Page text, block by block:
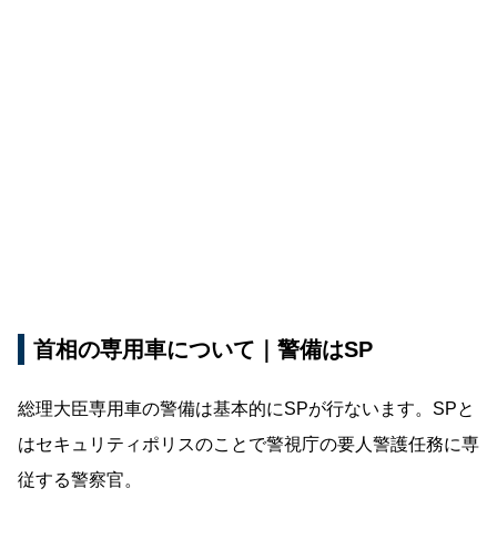
首相の専用車について｜警備はSP
総理大臣専用車の警備は基本的にSPが行ないます。SPと
はセキュリティポリスのことで警視庁の要人警護任務に専
従する警察官。